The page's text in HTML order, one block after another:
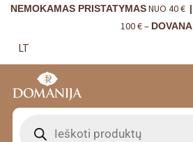
NEMOKAMAS PRISTATYMASNUO 40 € |
100 € – DOVANA
LT